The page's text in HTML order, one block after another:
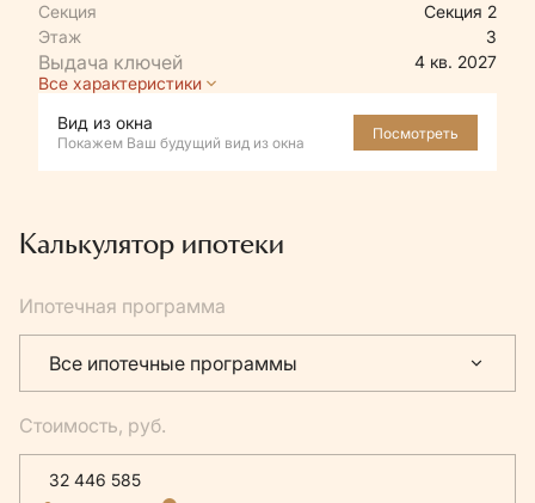
Секция
Секция 2
Этаж
3
4 кв. 2027
Все характеристики
Вид из окна
Покажем Ваш будущий вид из окна
Посмотреть
Калькулятор ипотеки
Ипотечная программа
Все ипотечные программы
Стоимость, руб.